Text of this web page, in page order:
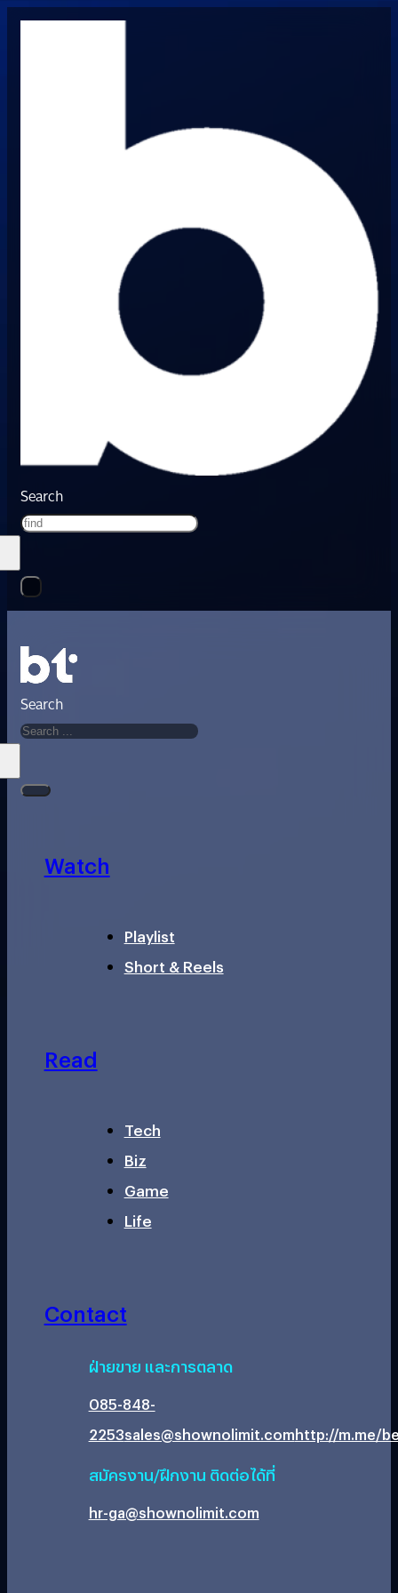
Search
Search
Watch
Playlist
Short & Reels
Read
Tech
Biz
Game
Life
Contact
ฝ่ายขาย และการตลาด
085-848-
2253sales@shownolimit.comhttp://m.me/
สมัครงาน/ฝึกงาน ติดต่อได้ที่
hr-ga@shownolimit.com